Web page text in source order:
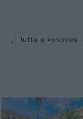
,
lufta e kosoves